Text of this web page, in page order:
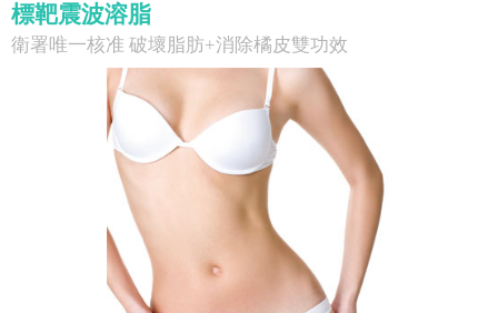
標靶震波溶脂
衛署唯一核准 破壞脂肪+消除橘皮雙功效